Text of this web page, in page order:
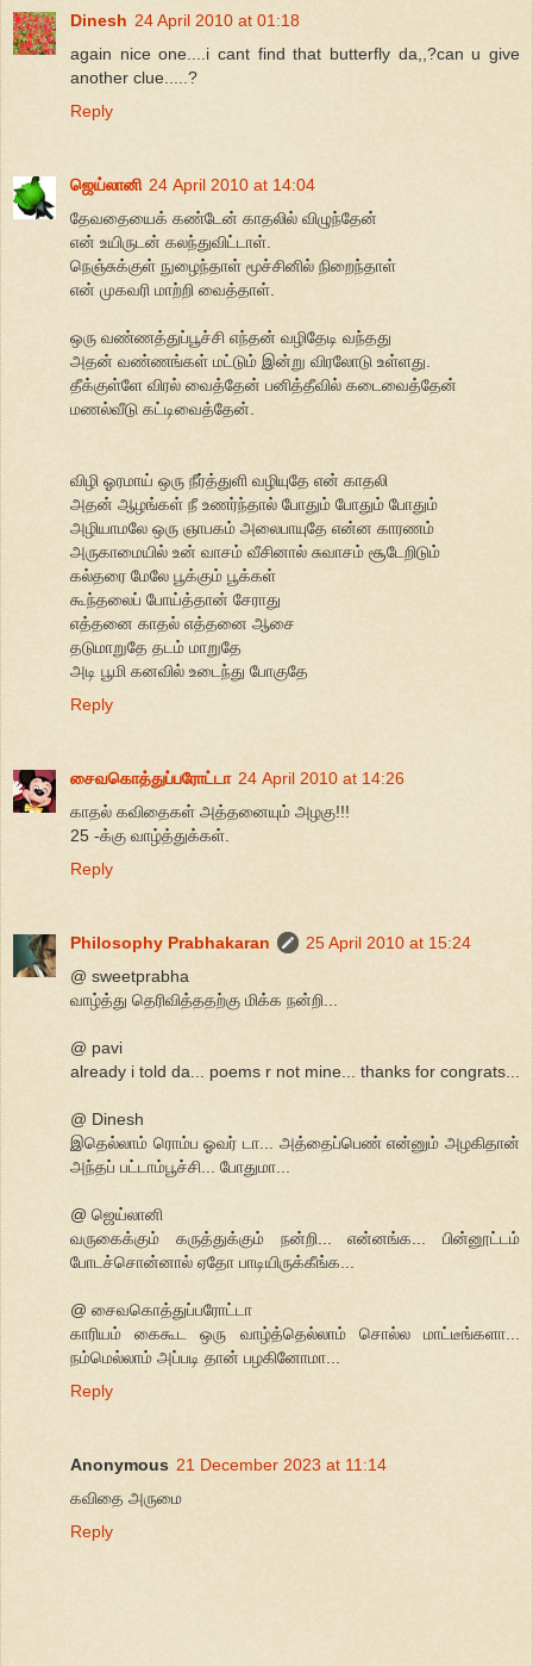
Dinesh 24 April 2010 at 01:18
again nice one....i cant find that butterfly da,,?can u give
another clue.....?
Reply
ஜெய்லானி 24 April 2010 at 14:04
தேவதையைக் கண்டேன் காதலில் விழுந்தேன்
என் உயிருடன் கலந்துவிட்டாள்.
நெஞ்சுக்குள் நுழைந்தாள் மூச்சினில் நிறைந்தாள்
என் முகவரி மாற்றி வைத்தாள்.
ஒரு வண்ணத்துப்பூச்சி எந்தன் வழிதேடி வந்தது
அதன் வண்ணங்கள் மட்டும் இன்று விரலோடு உள்ளது.
தீக்குள்ளே விரல் வைத்தேன் பனித்தீவில் கடைவைத்தேன்
மணல்வீடு கட்டிவைத்தேன்.
விழி ஓரமாய் ஒரு நீர்த்துளி வழியுதே என் காதலி
அதன் ஆழங்கள் நீ உணர்ந்தால் போதும் போதும் போதும்
அழியாமலே ஒரு ஞாபகம் அலைபாயுதே என்ன காரணம்
அருகாமையில் உன் வாசம் வீசினால் சுவாசம் சூடேறிடும்
கல்தரை மேலே பூக்கும் பூக்கள்
கூந்தலைப் போய்த்தான் சேராது
எத்தனை காதல் எத்தனை ஆசை
தடுமாறுதே தடம் மாறுதே
அடி பூமி கனவில் உடைந்து போகுதே
Reply
சைவகொத்துப்பரோட்டா 24 April 2010 at 14:26
காதல் கவிதைகள் அத்தனையும் அழகு!!!
25 -க்கு வாழ்த்துக்கள்.
Reply
Philosophy Prabhakaran
25 April 2010 at 15:24
@ sweetprabha
வாழ்த்து தெரிவித்ததற்கு மிக்க நன்றி...
@ pavi
already i told da... poems r not mine... thanks for congrats...
@ Dinesh
இதெல்லாம் ரொம்ப ஓவர் டா... அத்தைப்பெண் என்னும் அழகிதான்
அந்தப் பட்டாம்பூச்சி... போதுமா...
@ ஜெய்லானி
வருகைக்கும் கருத்துக்கும் நன்றி... என்னங்க... பின்னூட்டம்
போடச்சொன்னால் ஏதோ பாடியிருக்கீங்க...
@ சைவகொத்துப்பரோட்டா
காரியம் கைகூட ஒரு வாழ்த்தெல்லாம் சொல்ல மாட்டீங்களா...
நம்மெல்லாம் அப்படி தான் பழகினோமா...
Reply
Anonymous 21 December 2023 at 11:14
கவிதை அருமை
Reply